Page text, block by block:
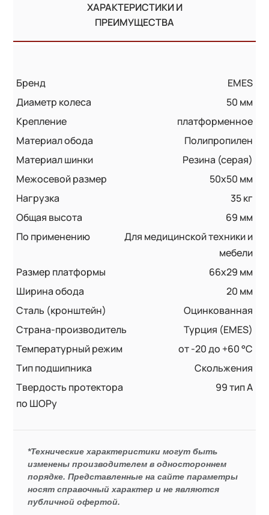
ХАРАКТЕРИСТИКИ И
ПРЕИМУЩЕСТВА
Бренд
EMES
Диаметр колеса
50 мм
Крепление
платформенное
Материал обода
Полипропилен
Материал шинки
Резина (серая)
Межосевой размер
50x50 мм
Нагрузка
35 кг
Общая высота
69 мм
По применению
Для медицинской техники и
мебели
Размер платформы
66x29 мм
Ширина обода
20 мм
Сталь (кронштейн)
Оцинкованная
Страна-производитель
Турция (EMES)
Температурный режим
от -20 до +60 °С
Тип подшипника
Скольжения
Твердость протектора
по ШОРу
99 тип А
*Технические характеристики могут быть
изменены производителем в одностороннем
порядке. Представленные на сайте параметры
носят справочный характер и не являются
публичной офертой.